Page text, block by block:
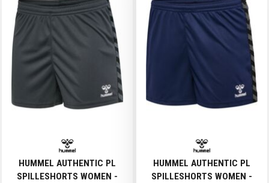
HUMMEL AUTHENTIC PL
SPILLESHORTS WOMEN -
HUMMEL AUTHENTIC PL
SPILLESHORTS WOMEN -